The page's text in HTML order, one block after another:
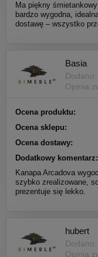
Ma piękny
bardzo wygodna,
dostawę – wszystko
Basia
Opinia
Ocena produktu:
Ocena sklepu:
Ocena dostawy:
Dodatkowy komentarz:
Kanapa Arcadova
szybko zrealizowane,
prezentuje się lekko.
hubert
Opinia